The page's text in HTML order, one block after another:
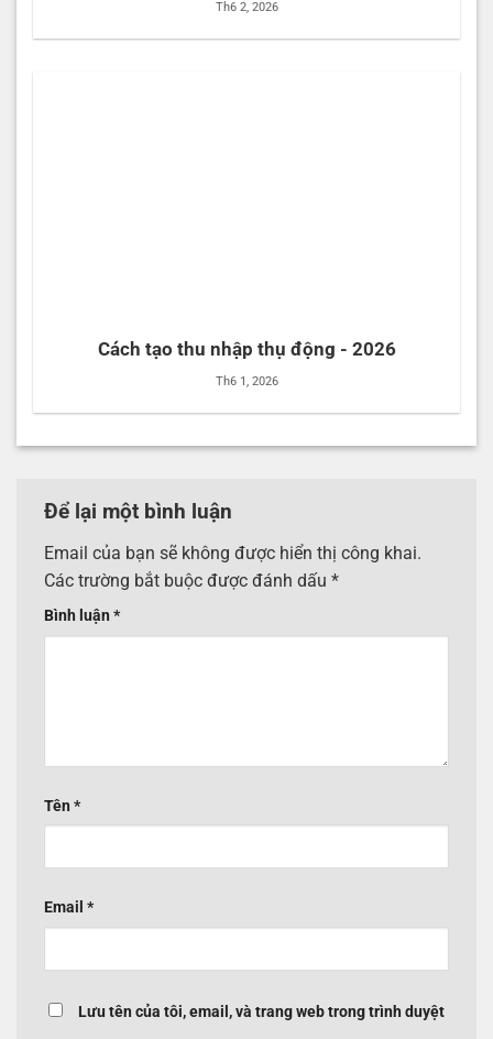
Th6 2, 2026
Cách tạo thu nhập thụ động - 2026
Th6 1, 2026
Để lại một bình luận
Email của bạn sẽ không được hiển thị công khai.
Các trường bắt buộc được đánh dấu *
Bình luận *
Tên *
Email *
Lưu tên của tôi, email, và trang web trong trình duyệt